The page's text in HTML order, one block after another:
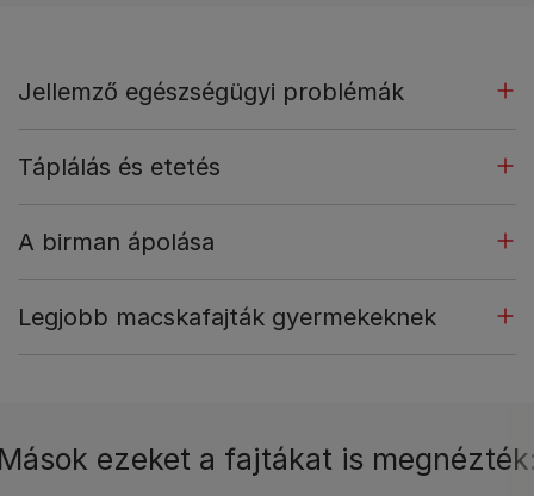
Jellemző egészségügyi problémák
Táplálás és etetés
A birman ápolása
Legjobb macskafajták gyermekeknek
ezeket a fajtákat is